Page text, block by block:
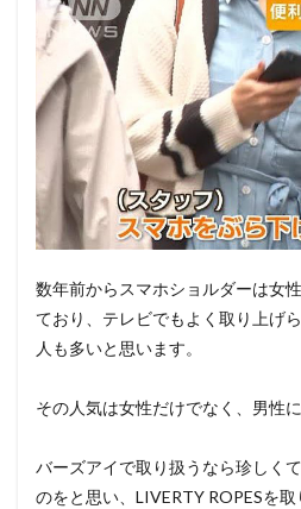
数年前からスマホショルダーは女
ており、テレビでもよく取り上げ
人も多いと思います。
その人気は女性だけでなく、男性
バーズアイで取り扱うなら珍しく
のをと思い、LIVERTY ROPESを取